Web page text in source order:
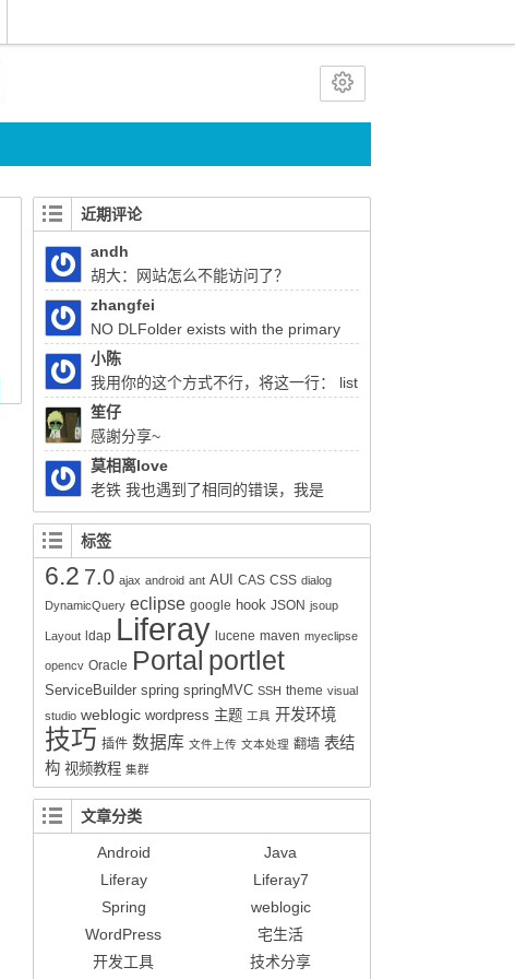
近期评论
andh
胡大：网站怎么不能访问了？
zhangfei
NO DLFolder exists with the primary
key 22333 胡总，使用liferay上传文件报了这
个错，该怎么解决
小陈
我用你的这个方式不行，将这一行： list
= (List)QueryUtil.list(q, getDialect(),start, end,
false); 注释掉换成：list = q.list();前面的：
Query q = session.createQuery(sql); 换成
Query q =
session.createSQLQuery(HQL).addEntity("这
里是xx-service.xml的名称", 类名Impl.class);就
可以实现查询功能了。但是有个问题就是只能
得到该类的所有属性所对应的值，其它类的值
无法获得。比如我们的sql写联查就只能得到其
中一张表的数据而不是该SQL语句查询到的所
有数据。求教该如何解决的好呢？
笙仔
感謝分享~
莫相离love
老铁 我也遇到了相同的错误，我是
Liferay7.0.4+openldap2.4报的这个错，请问你
解决了吗？
标签
6.2 7.0 ajax android ant AUI CAS CSS dialog
DynamicQuery eclipse google hook JSON jsoup
Layout ldap Liferay lucene maven myeclipse
opencv Oracle Portal portlet
ServiceBuilder spring springMVC SSH theme visual
studio weblogic wordpress 主题 工具 开发环境
技巧 插件 数据库 文件上传 文本处理 翻墙 表结
构 视频教程 集群
文章分类
Android
Java
Liferay
Liferay7
Spring
weblogic
WordPress
宅生活
开发工具
技术分享